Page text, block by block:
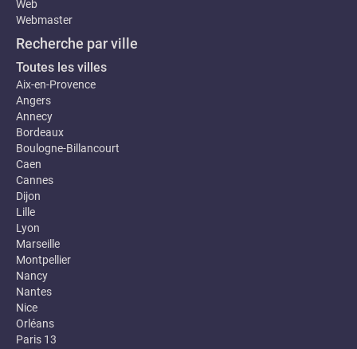
Web
Webmaster
Recherche par ville
Toutes les villes
Aix-en-Provence
Angers
Annecy
Bordeaux
Boulogne-Billancourt
Caen
Cannes
Dijon
Lille
Lyon
Marseille
Montpellier
Nancy
Nantes
Nice
Orléans
Paris 13